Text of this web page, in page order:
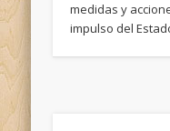
medidas y
impulso del